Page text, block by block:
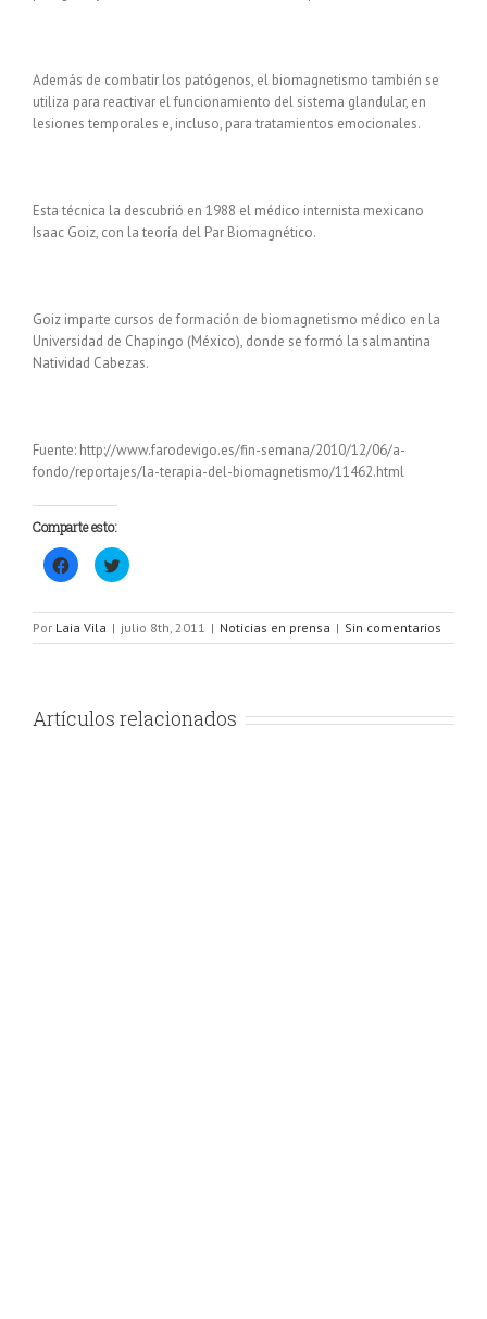
Además de combatir los patógenos, el biomagnetismo también se
utiliza para reactivar el funcionamiento del sistema glandular, en
lesiones temporales e, incluso, para tratamientos emocionales.
Esta técnica la descubrió en 1988 el médico internista mexicano
Isaac Goiz, con la teoría del Par Biomagnético.
Goiz imparte cursos de formación de biomagnetismo médico en la
Universidad de Chapingo (México), donde se formó la salmantina
Natividad Cabezas.
Fuente: http://www.farodevigo.es/fin-semana/2010/12/06/a-
fondo/reportajes/la-terapia-del-biomagnetismo/11462.html
Comparte esto:
Haz
clic
en
Facebook
(Se
Haz
clic
en
Twitter
(Se
Por Laia Vila | julio 8th, 2011 | Noticias en prensa | Sin comentarios
Artículos relacionados